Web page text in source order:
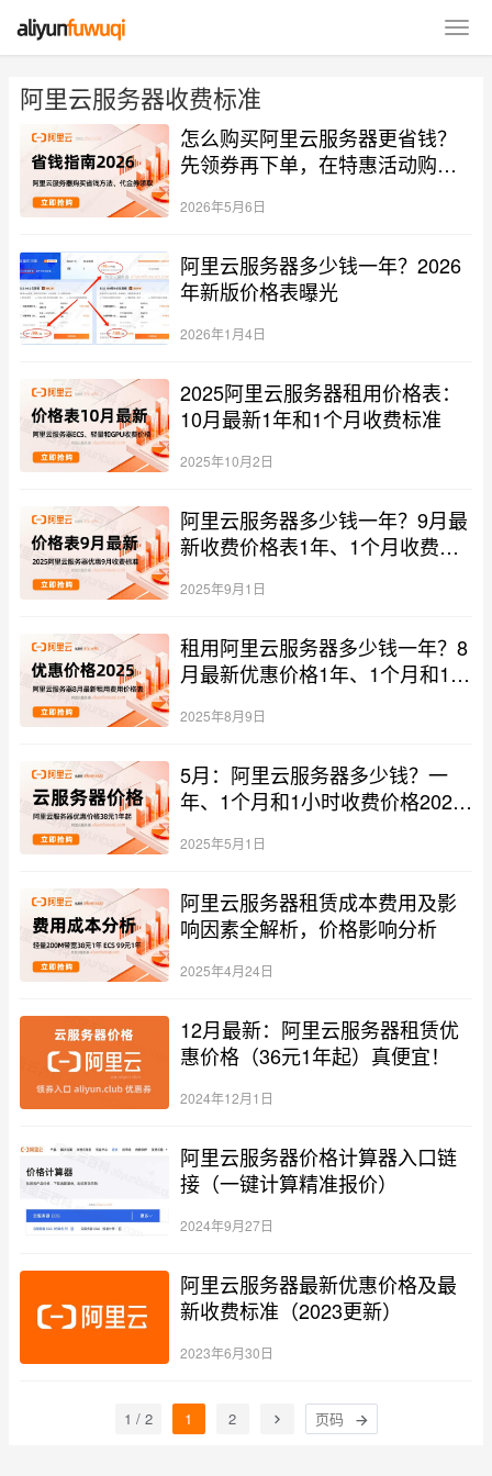
阿里云服务器收费标准
怎么购买阿里云服务器更省钱？
先领券再下单，在特惠活动购买
2026年5月6日
阿里云服务器多少钱一年？2026
年新版价格表曝光
2026年1月4日
2025阿里云服务器租用价格表：
10月最新1年和1个月收费标准
2025年10月2日
阿里云服务器多少钱一年？9月最
新收费价格表1年、1个月收费价
2025年9月1日
租用阿里云服务器多少钱一年？8
月最新优惠价格1年、1个月和1小
2025年8月9日
5月：阿里云服务器多少钱？一
年、1个月和1小时收费价格2025
2025年5月1日
阿里云服务器租赁成本费用及影
响因素全解析，价格影响分析
2025年4月24日
12月最新：阿里云服务器租赁优
惠价格（36元1年起）真便宜！
2024年12月1日
阿里云服务器价格计算器入口链
接（一键计算精准报价）
2024年9月27日
阿里云服务器最新优惠价格及最
新收费标准（2023更新）
2023年6月30日
1 / 2 1 2